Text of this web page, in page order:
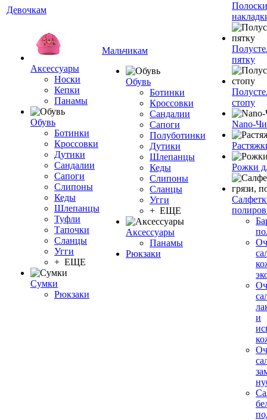
Девочкам
Аксессуары
Носки
Кепки
Панамы
Обувь
Ботинки
Кроссовки
Дутики
Сандалии
Сапоги
Слипоны
Кеды
Шлепанцы
Туфли
Тапочки
Сланцы
Угги
+ ЕЩЕ
Сумки
Рюкзаки
Мальчикам
Обувь
Ботинки
Кроссовки
Сандалии
Сапоги
Полуботинки
Дутики
Шлепанцы
Кеды
Слипоны
Сланцы
Угги
+ ЕЩЕ
Аксессуары
Панамы
Рюкзаки
пятку
стопу
Nano-
Рожки
и